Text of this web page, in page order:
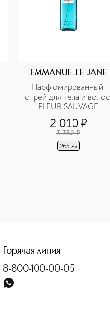
EMMANUELLE JANE
Парфюмированный
спрей для тела и волос
FLEUR SAUVAGE
2 010¤
3 350 ¤
265 мл
Горячая линия
8-800-100-00-05